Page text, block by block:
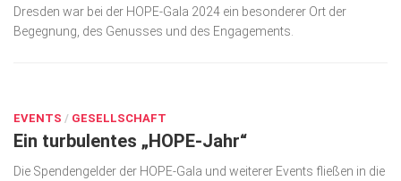
Dresden war bei der HOPE-Gala 2024 ein besonderer Ort der
Begegnung, des Genusses und des Engagements.
EVENTS / GESELLSCHAFT
Ein turbulentes „HOPE-Jahr“
Die Spendengelder der HOPE-Gala und weiterer Events fließen in die